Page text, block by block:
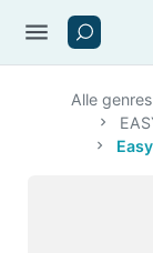
menu
Alle genres